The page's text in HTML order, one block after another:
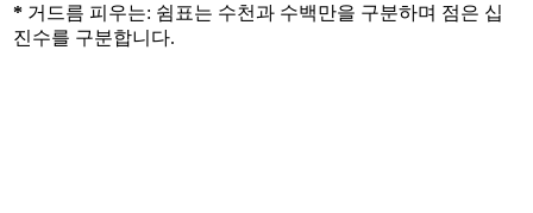
* 거드름 피우는: 쉼표는 수천과 수백만을 구분하며 점은 십
진수를 구분합니다.